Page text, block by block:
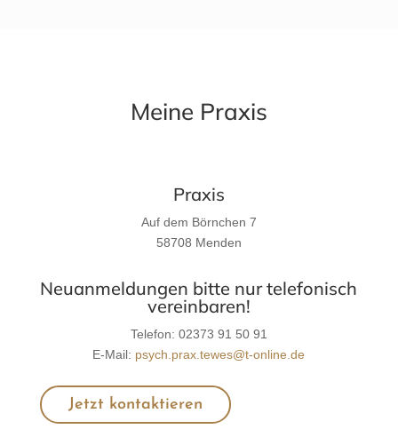
Meine Praxis
Praxis
Auf dem Börnchen 7
58708 Menden
Neuanmeldungen bitte nur telefonisch
vereinbaren!
Telefon: 02373 91 50 91
E-Mail: psych.prax.tewes@t-online.de
Jetzt kontaktieren